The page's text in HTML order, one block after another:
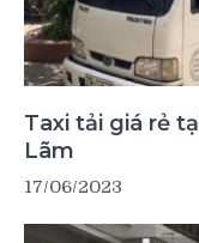
Taxi tải giá rẻ
Lãm
17/06/2023